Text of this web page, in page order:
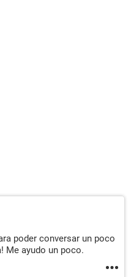
poder conversar un poco
Me ayudo un poco.